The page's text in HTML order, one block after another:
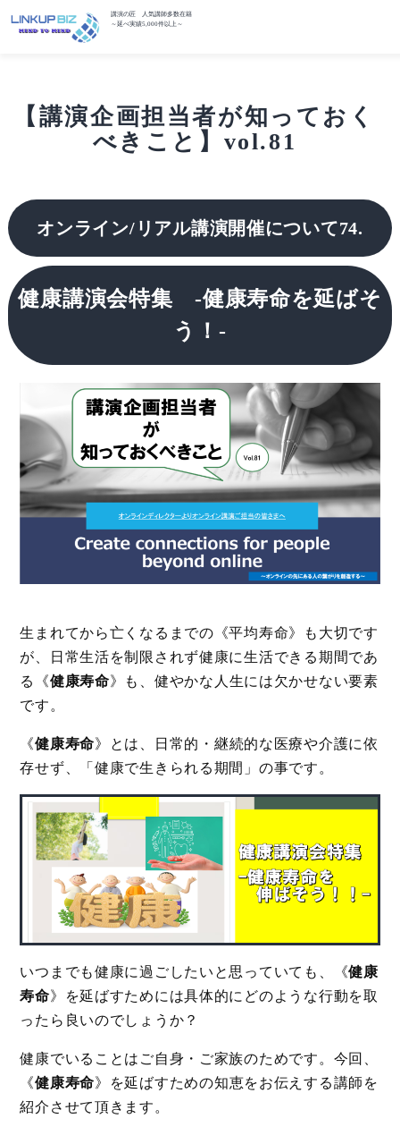
講演の匠 人気講師多数在籍
～延べ実績5,000件以上～
【講演企画担当者が知っておく
べきこと】vol.81
オンライン/リアル講演開催について74.
健康講演会特集 -健康寿命を延ばそ
う！-
生まれてから亡くなるまでの《平均寿命》も大切です
が、日常生活を制限されず健康に生活できる期間であ
る《健康寿命》も、健やかな人生には欠かせない要素
です。
《健康寿命》とは、日常的・継続的な医療や介護に依
存せず、「健康で生きられる期間」の事です。
いつまでも健康に過ごしたいと思っていても、《健康
寿命》を延ばすためには具体的にどのような行動を取
ったら良いのでしょうか？
健康でいることはご自身・ご家族のためです。今回、
《健康寿命》を延ばすための知恵をお伝えする講師を
紹介させて頂きます。